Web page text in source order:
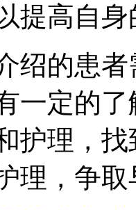
提高自
绍的患
一定的
护理，
理，争